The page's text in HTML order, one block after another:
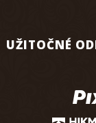
UŽITOČNÉ